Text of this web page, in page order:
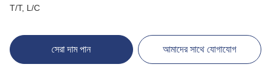
T/T, L/C
সেরা দাম পান আমাদের সাথে যোগাযোগ